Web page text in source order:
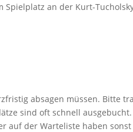
an der Kurt-
absagen müssen. Bitte
sind oft schnell
auf der Warteliste haben